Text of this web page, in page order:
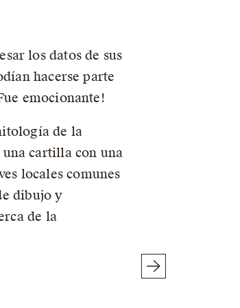
los datos de sus
hacerse parte
emocionante!
de la
cartilla con una
locales comunes
dibujo y
de la